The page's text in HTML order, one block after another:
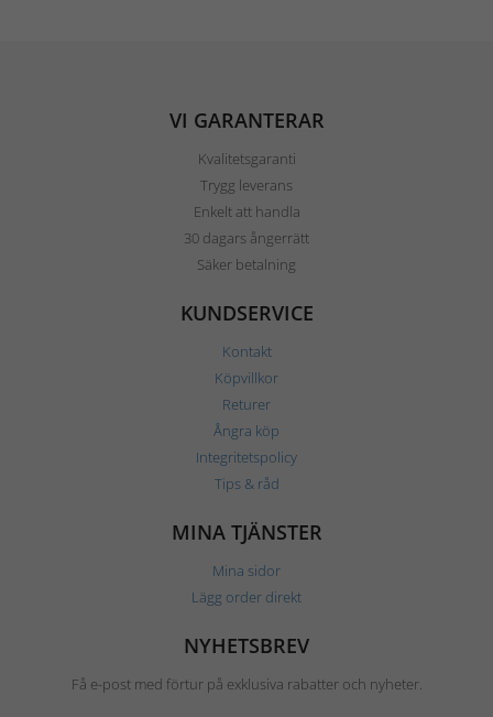
VI GARANTERAR
Kvalitetsgaranti
Trygg leverans
Enkelt att handla
30 dagars ångerrätt
Säker betalning
KUNDSERVICE
Kontakt
Köpvillkor
Returer
Ångra köp
Integritetspolicy
Tips & råd
MINA TJÄNSTER
Mina sidor
Lägg order direkt
NYHETSBREV
Få e-post med förtur på exklusiva rabatter och nyheter.